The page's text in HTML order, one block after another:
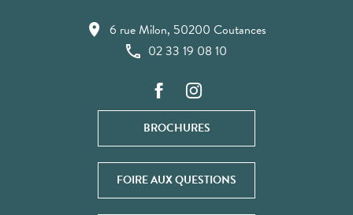
6 rue Milon, 50200 Coutances
02 33 19 08 10
BROCHURES
FOIRE AUX QUESTIONS